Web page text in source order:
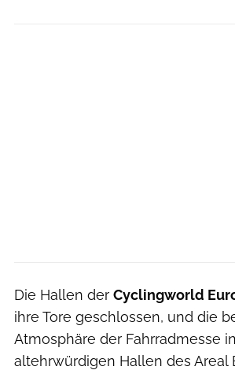
Die Hallen der Cyclingworld
ihre Tore geschlossen, und die
Atmosphäre der Fahrradmesse
altehrwürdigen Hallen des Areal